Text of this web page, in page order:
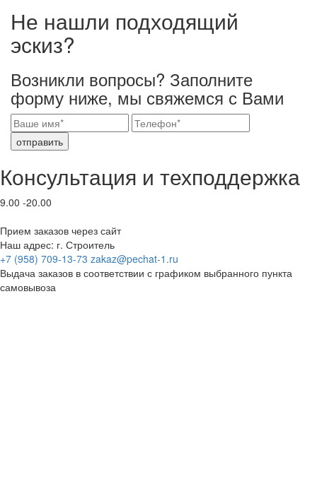
Не нашли подходящий
эскиз?
Возникли вопросы? Заполните
форму ниже, мы свяжемся с Вами
отправить
Консультация и техподдержка
9.00 -20.00
Прием заказов через сайт
Наш адрес: г. Строитель
+7 (958) 709-13-73 zakaz@pechat-1.ru
Выдача заказов в соответствии с графиком выбранного пункта
самовывоза